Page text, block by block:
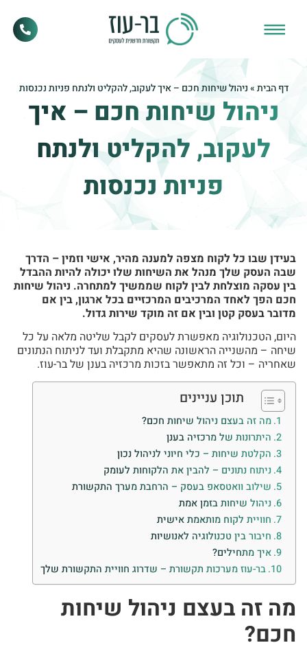
דף הבית»ניהול שיחות חכם – איך לעקוב, להקליט ולנתח פניות נכנסות
ניהול שיחות חכם – איך
לעקוב, להקליט ולנתח
פניות נכנסות
בעידן שבו כל לקוח מצפה למענה מהיר, אישי וזמין – הדרך
שבה העסק שלך מנהל את השיחות שלו יכולה להיות ההבדל
בין עסקה מוצלחת לבין לקוח שממשיך למתחרה. ניהול שיחות
חכם הפך לאחד המרכיבים המרכזיים בכל ארגון, בין אם
מדובר בעסק קטן ובין אם זה מוקד שירות גדול.
היום, הטכנולוגיה מאפשרת לעסקים לקבל שליטה מלאה על כל
שיחה – מהשנייה הראשונה שהיא מתקבלת ועד לניתוח הנתונים
שאחריה – וכל זה מתאפשר בזכות מרכזיה בענן של בר-עוז.
תוכן עניינים
מה זה בעצם ניהול שיחות חכם?
היתרונות של מרכזיה בענן
הקלטת שיחות – כלי חיוני לניהול נכון
ניתוח נתונים – להבין את הלקוחות לעומק
שילוב וואטסאפ בעסק – הרחבת מערך התקשורת
ניהול שיחות בזמן אמת
חוויית לקוח מותאמת אישית
חיבור בין טכנולוגיה לאנושיות
איך מתחילים?
בר-עוז מערכות תקשורת – שדרוג חוויית התקשורת שלך
מה זה בעצם ניהול שיחות
חכם?